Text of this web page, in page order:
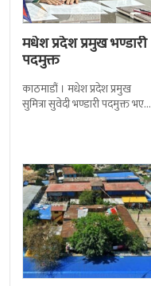
मधेश प्रदेश प्रमुख भण्डारी
पदमुक्त
काठमाडौं । मधेश प्रदेश प्रमुख
सुमित्रा सुवेदी भण्डारी पदमुक्त भएकी